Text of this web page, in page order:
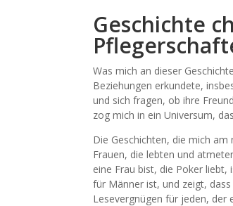
Geschichte
Was mich an dieser
Beziehungen erkundete,
und sich fragen, ob ihre
zog mich in ein Universum,
Die Geschichten, die mich
Frauen, die lebten und
eine Frau bist, die Poker liebt,
für Männer ist, und zeigt,
Lesevergnügen für jeden, der